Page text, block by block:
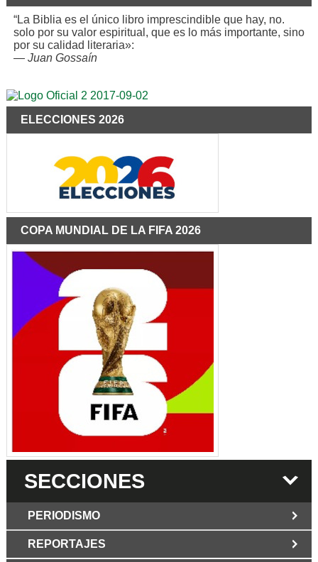
“La Biblia es el único libro imprescindible que hay, no.
solo por su valor espiritual, que es lo más importante, sino
por su calidad literaria»:
— Juan Gossaín
ELECCIONES 2026
COPA MUNDIAL DE LA FIFA 2026
SECCIONES
PERIODISMO
Los Periodist@s
REPORTAJES